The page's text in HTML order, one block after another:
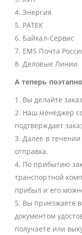
4. Энергия
5. РАТЕК
6. Байкал-Сервис
7. EMS Почта
8. Деловые Линии
А теперь
1. Вы делайте
2. Наш менеджер
подтверждает
3. Далее в течении
отправка.
4. По прибытию
транспортной
прибыл и его
5. Вы приезжаете
документом
получаете или